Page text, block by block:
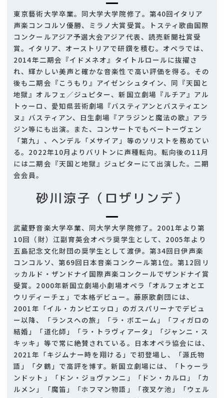
東京藝術大学卒業。同大学大学院修了。第40回イタリア
声楽コンコルソ優勝、ミラノ大賞受賞。トスティ歌曲国際
コンクールアジア予選大会アジア代表、読売新聞社賞受
賞。イタリア、オーストリアで研鑽を積む。オペラでは、
2014年二期会『イドメネオ』タイトルロールに抜擢さ
れ、輝かしい美声と確かな音楽性で高い評価を得る。その
後も二期会『こうもり』アイゼンシュタイン、同『天国と
地獄』オルフェ／ジュピター、新国立劇場『ルチア』アル
トゥーロ、愛知県芸術劇場『バスティアンとバスティエン
ヌ』バスティアン、日生劇場『アラジンと魔法の歌』アラ
ジン等にも出演。また、コンサートでもベートーヴェン
「第九」、ヘンデル「メサイア」等のソリストを務めてい
る。2022年10月よりバリトンに声種転向。転向後の11月
には二期会『天国と地獄』ジュピターにて出演した。二期
会会員。
砂川涼子（ロザリンデ）
武蔵野音楽大学卒業、同大学大学院修了。2001年より第
10回（財）江副育英会オペラ奨学生として、2005年より
五島記念文化財団の奨学生として渡伊。第34回日伊声楽
コンコルソ、第69回日本音楽コンクール第1位。第12回リ
ッカルド・ザンドナイ国際声楽コンクールでザンドナイ賞
受賞。2000年新国立劇場小劇場オペラ「オルフェオとエ
ウリディーチェ」で本格デビュー。藤原歌劇団には、
2001年「イル・カンピエッロ」のガスパリーナでデビュ
ー以降、「ランスへの旅」「ラ・ボエーム」「フィガロの
結婚」「道化師」「ラ・トラヴィアータ」「ジャンニ・ス
キッキ」等で常に絶賛されている。日本オペラ協会には、
2021年「キジムナー時を翔ける」で初登場し、「源氏物
語」「夕鶴」で高評を博す。新国立劇場には、「トゥーラ
ンドット」「ドン・ジョヴァンニ」「ドン・カルロ」「カ
ルメン」「魔笛」「ホフマン物語」「夜叉ケ池」「ウェル